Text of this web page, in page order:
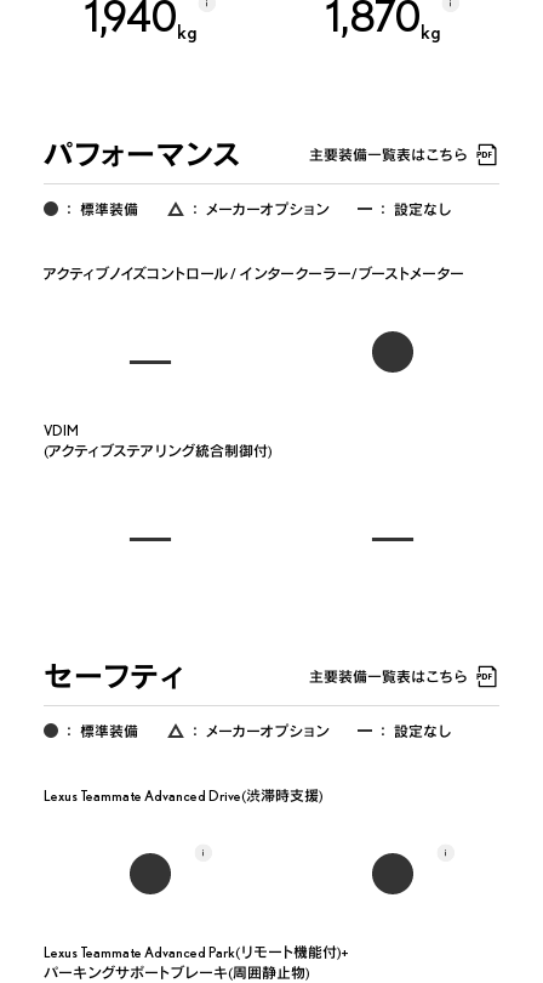
1,940kg 1,870kg
パフォーマンス 主要装備一覧表はこちら
： 標準装備 ： メーカーオプション ： 設定なし
アクティブノイズコントロール / インタークーラー/ブーストメーター
VDIM
(アクティブステアリング統合制御付)
セーフティ 主要装備一覧表はこちら
： 標準装備 ： メーカーオプション ： 設定なし
Lexus Teammate Advanced Drive(渋滞時支援)
Lexus Teammate Advanced Park(リモート機能付)+
パーキングサポートブレーキ(周囲静止物)